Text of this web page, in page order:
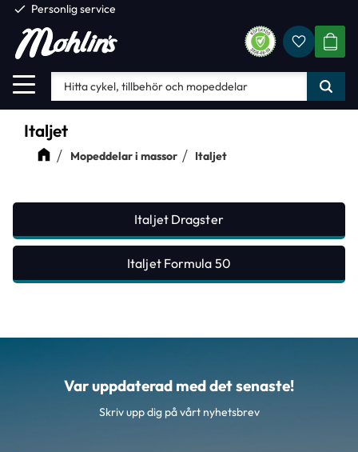
Meny
check Personlig service
Italjet
Mopeddelar i massor Italjet
Italjet Dragster
Italjet Formula 50
Var uppdaterad med det senaste!
Skriv upp dig på vårt nyhetsbrev